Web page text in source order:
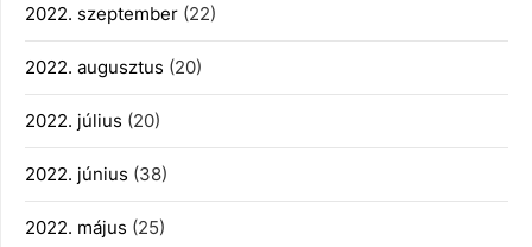
2022. szeptember (22)
2022. augusztus (20)
2022. július (20)
2022. június (38)
2022. május (25)